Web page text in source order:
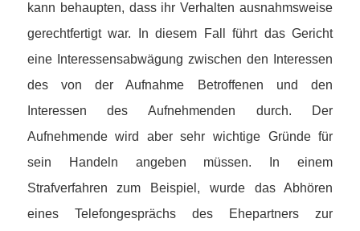
kann behaupten, dass ihr Verhalten ausnahmsweise
gerechtfertigt war. In diesem Fall führt das Gericht
eine Interessensabwägung zwischen den Interessen
des von der Aufnahme Betroffenen und den
Interessen des Aufnehmenden durch. Der
Aufnehmende wird aber sehr wichtige Gründe für
sein Handeln angeben müssen. In einem
Strafverfahren zum Beispiel, wurde das Abhören
eines Telefongesprächs des Ehepartners zur